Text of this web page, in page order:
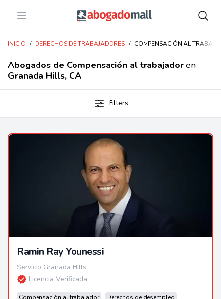
Open menu Abogadomall
INICIO / DERECHOS DE TRABAJADORES / COMPENSACIÓN AL
Abogados de Compensación al trabajador en
Granada Hills, CA
Filters
Ramin Ray Younessi
Servicio Granada Hills
Licencia Verificada
Compensación al trabajador
Derechos de desempleo